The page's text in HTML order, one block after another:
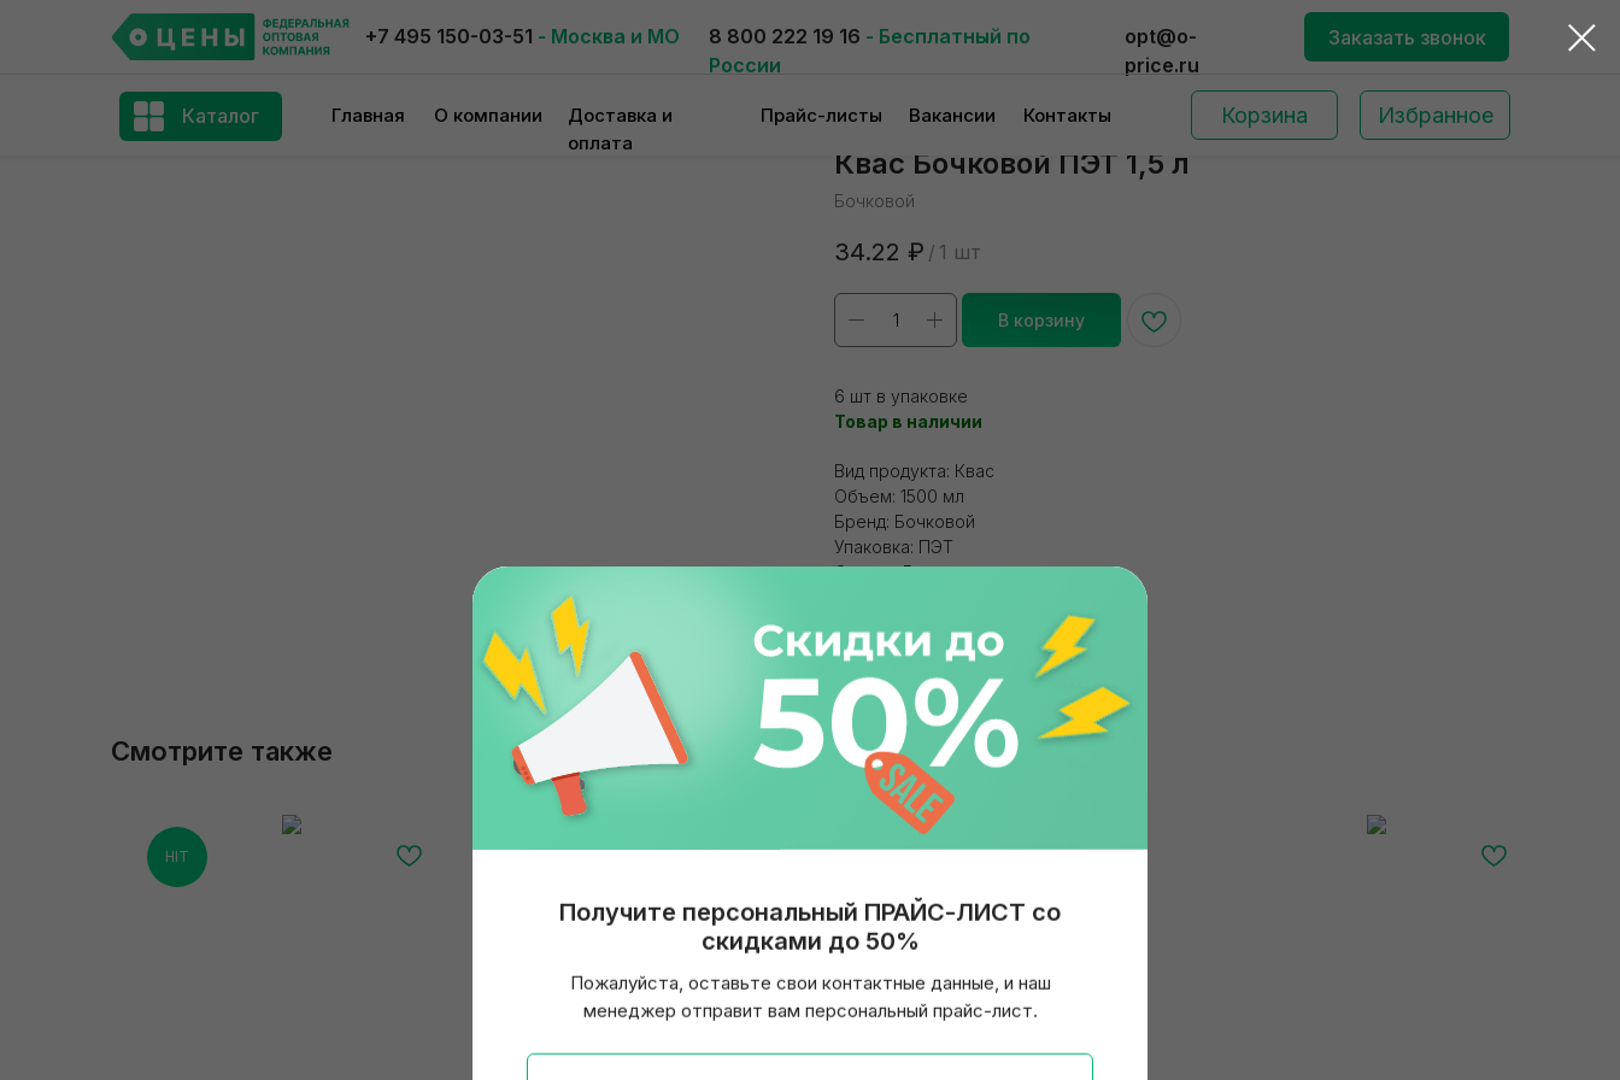
+7 495 150-03-51 - Москва и МО 8 800 222 19 16 - Бесплатный по
России
opt@o-
price.ru
Заказать звонок
Главная
Каталог О компании
Доставка и
оплата
Прайс-листы Вакансии Контакты Корзина Избранное
Квас Бочковой ПЭТ 1,5 л
Бочковой
34.22 ₽ / 1 шт
В корзину
6 шт в упаковке
Товар в наличии
Вид продукта: Квас
Объем: 1500 мл
Бренд: Бочковой
Упаковка: ПЭТ
Страна: Россия
Смотрите также
HIT
Получите персональный ПРАЙС-ЛИСТ со
скидками до 50%
Пожалуйста, оставьте свои контактные данные, и наш
менеджер отправит вам персональный прайс-лист.